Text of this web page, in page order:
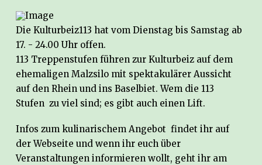
Die Kulturbeiz113 hat vom Dienstag bis Samstag ab
17. - 24.00 Uhr offen.
113 Treppenstufen führen zur Kulturbeiz auf dem
ehemaligen Malzsilo mit spektakulärer Aussicht
auf den Rhein und ins Baselbiet. Wem die 113
Stufen zu viel sind; es gibt auch einen Lift.
Infos zum kulinarischem Angebot findet ihr auf
der Webseite und wenn ihr euch über
Veranstaltungen informieren wollt, geht ihr am